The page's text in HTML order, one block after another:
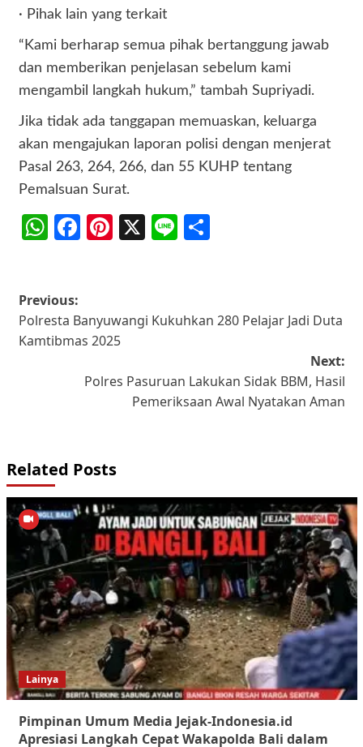
· Pihak lain yang terkait
“Kami berharap semua pihak bertanggung jawab
dan memberikan penjelasan sebelum kami
mengambil langkah hukum,” tambah Supriyadi.
Jika tidak ada tanggapan memuaskan, keluarga
akan mengajukan laporan polisi dengan menjerat
Pasal 263, 264, 266, dan 55 KUHP tentang
Pemalsuan Surat.
WhatsApp
Facebook
Pinterest
X Line
Post
navigation
Previous:
Polresta Banyuwangi Kukuhkan 280 Pelajar Jadi Duta
Kamtibmas 2025
Next:
Polres Pasuruan Lakukan Sidak BBM, Hasil
Pemeriksaan Awal Nyatakan Aman
Related Posts
Lainya
Pimpinan Umum Media Jejak-Indonesia.id
Apresiasi Langkah Cepat Wakapolda Bali dalam